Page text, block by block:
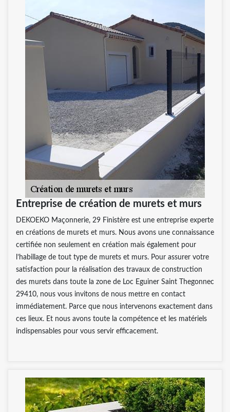
Entreprise de création de murets et murs
DEKOEKO Maçonnerie, 29 Finistère est une entreprise experte
en créations de murets et murs. Nous avons une connaissance
certifiée non seulement en création mais également pour
l’habillage de tout type de murets et murs. Pour assurer votre
satisfaction pour la réalisation des travaux de construction
des murets dans toute la zone de Loc Eguiner Saint Thegonnec
29410, nous vous invitons de nous mettre en contact
immédiatement. Parce que nous intervenons exactement dans
ces lieux. Et nous avons toute la compétence et les matériels
indispensables pour vous servir efficacement.